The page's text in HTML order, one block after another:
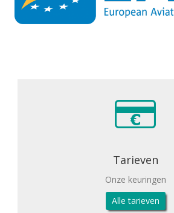
Tarieven
Onze keuringen
Alle tarieven